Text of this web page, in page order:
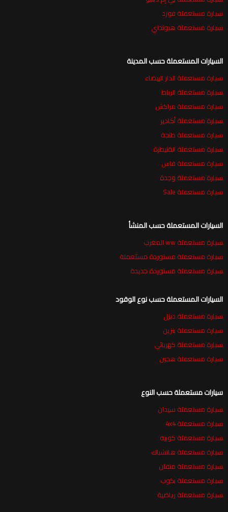
سيارة مستعملة فورد
سيارة مستعملة هيونداي
السيارات المستعملة حسب المدينة
سيارة مستعملة الدار البيضاء
سيارة مستعملة الرباط
سيارة مستعملة مراكش
سيارة مستعملة أكادير
سيارة مستعملة طنجة
سيارة مستعملة القنيطرة
سيارة مستعملة فاس
سيارة مستعملة وجدة
سيارة مستعملة Sale
السيارات المستعملة حسب المنشأ
سيارة مستعملة ww المغرب
سيارة مستعملة مستوردة مستعملة
سيارة مستعملة مستوردة جديدة
السيارات المستعملة حسب نوع الوقود
سيارة مستعملة ديزل
سيارة مستعملة بنزين
سيارة مستعملة كهربائي
سيارة مستعملة هجين
سيارات مستعملة حسب النوع
سيارة مستعملة سيدان
سيارة مستعملة 4x4
سيارة مستعملة كوبيه
سيارة مستعملة هاتشباك
سيارة مستعملة منفان
سيارة مستعملة بكوب
سيارة مستعملة رياضية